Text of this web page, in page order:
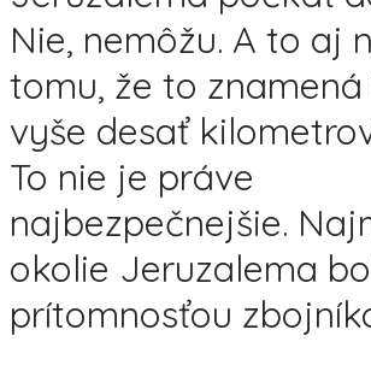
Nie, nemôžu. A to aj
tomu, že to znamená
vyše desať
To nie je práve
najbezpečnejšie.
okolie Jeruzalema
prítomnosťou